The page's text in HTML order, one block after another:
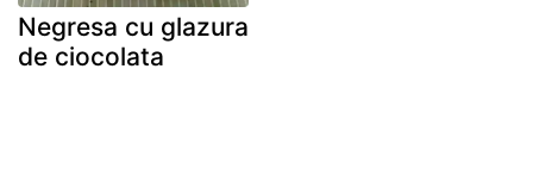
Negresa cu glazura
de ciocolata